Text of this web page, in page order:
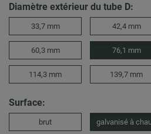
Diamètre extérieur du tube D:
33,7 mm 42,4 mm
60,3 mm 76,1 mm
114,3 mm 139,7 mm
Surface:
brut galvanisé à